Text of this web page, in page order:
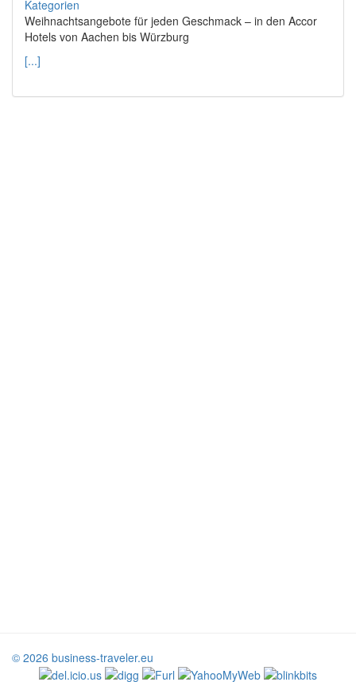
Weihnachtsangebote für jeden Geschmack – in den Accor
Hotels von Aachen bis Würzburg
[...]
© 2026 business-traveler.eu